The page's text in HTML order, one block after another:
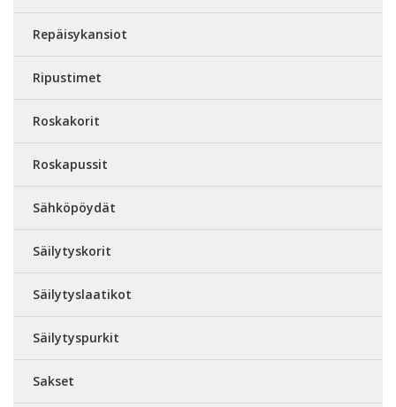
Repäisykansiot
Ripustimet
Roskakorit
Roskapussit
Sähköpöydät
Säilytyskorit
Säilytyslaatikot
Säilytyspurkit
Sakset